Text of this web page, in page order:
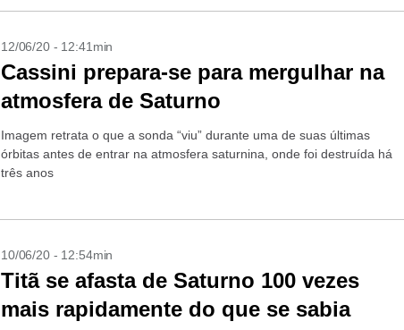
12/06/20 - 12:41min
Cassini prepara-se para mergulhar na
atmosfera de Saturno
Imagem retrata o que a sonda “viu” durante uma de suas últimas
órbitas antes de entrar na atmosfera saturnina, onde foi destruída há
três anos
10/06/20 - 12:54min
Titã se afasta de Saturno 100 vezes
mais rapidamente do que se sabia